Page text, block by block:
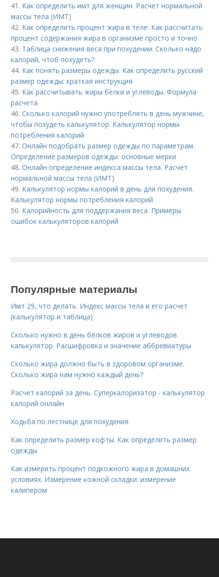
41. Как определить имт для женщин. Расчет нормальной
массы тела (ИМТ)
42. Как определить процент жира в теле. Как рассчитать
процент содержания жира в организме просто и точно
43. Таблица снижения веса при похудении. Сколько надо
калорий, чтоб похудеть?
44. Как понять размеры одежды. Как определить русский
размер одежды: краткая инструкция
45. Как рассчитывать жиры белки и углеводы. Формула
расчета
46.Сколько калорий нужно употреблять в день мужчине,
чтобы похудеть калькулятор. Калькулятор нормы
потребления калорий
47.Онлайн подобрать размер одежды по параметрам.
Определение размеров одежды: основные мерки
48.Онлайн определение индекса массы тела. Расчет
нормальной массы тела (ИМТ)
49. Калькулятор нормы калорий в день для похудения.
Калькулятор нормы потребления калорий
50. Калорийность для поддержания веса. Примеры
ошибок калькуляторов калорий
Популярные материалы
Имт 29, что делать. Индекс массы тела и его расчет
(калькулятор и таблица)
Сколько нужно в день белков жиров и углеводов
калькулятор. Расшифровка и значение аббревиатуры
Сколько жира должно быть в здоровом организме.
Сколько жира нам нужно каждый день?
Расчет калорий за день. Суперкалоризатор - калькулятор
калорий онлайн
Ходьба по лестнице для похудения
Как определить размер кофты. Как определить размер
одежды
Как измерить процент подкожного жира в домашних
условиях. Измерение кожной складки: измерение
калипером